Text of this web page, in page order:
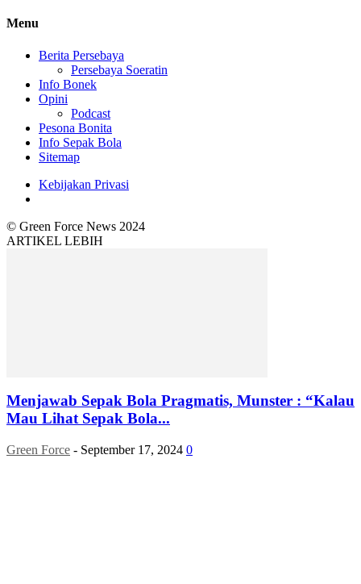
Menu
Berita Persebaya
Persebaya Soeratin
Info Bonek
Opini
Podcast
Pesona Bonita
Info Sepak Bola
Sitemap
Kebijakan Privasi
© Green Force News 2024
ARTIKEL LEBIH
Menjawab Sepak Bola Pragmatis, Munster : “Kalau
Mau Lihat Sepak Bola...
Green Force - September 17, 2024 0